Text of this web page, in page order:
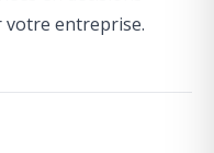
votre entreprise.